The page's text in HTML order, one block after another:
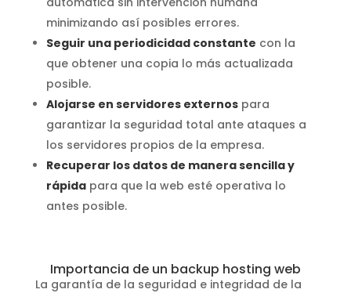
minimizando así posibles errores.
Seguir una periodicidad constante con la
que obtener una copia lo más actualizada
posible.
Alojarse en servidores externospara
garantizar la seguridad total ante ataques a
los servidores propios de la empresa.
Recuperar los datos de manera sencilla y
rápidapara que la web esté operativa lo
antes posible.
Importancia de un backup hosting web
La garantía de la seguridad e integridad de la